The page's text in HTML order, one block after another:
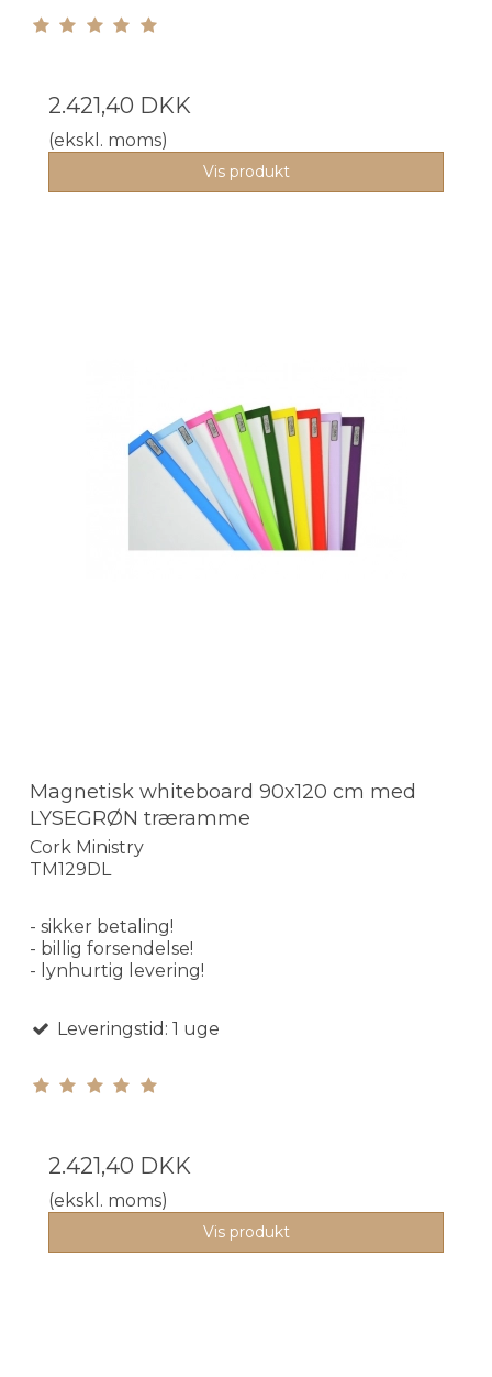
2.421,40 DKK
(ekskl. moms)
Vis produkt
Magnetisk whiteboard 90x120 cm med
LYSEGRØN træramme
Cork Ministry
TM129DL
- sikker betaling!
- billig forsendelse!
- lynhurtig levering!
Leveringstid: 1 uge
2.421,40 DKK
(ekskl. moms)
Vis produkt